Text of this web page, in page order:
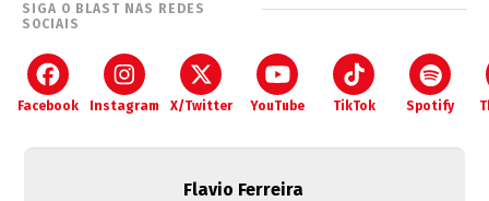
SIGA O BLAST NAS REDES
SOCIAIS
Facebook Instagram X/Twitter YouTube TikTok Spotify
Flavio Ferreira